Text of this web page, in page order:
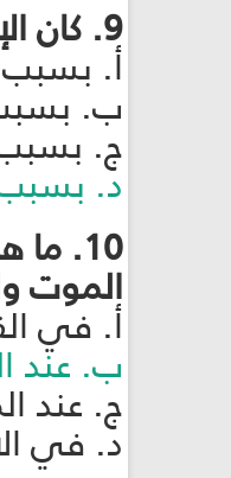
9. كان الإمام الكاظم عليه السلام يعتبر وجوده في السجن نعمة، لماذا؟
أ. بسبب
ب. بسبب
ج. بسبب
د. بسبب
10.
الموت
أ. في
ب. عند
ج. عند
د. في